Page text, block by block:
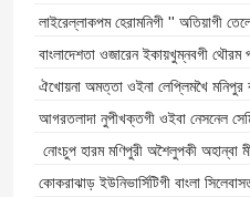
লাইরেল্লাকপম হেরামনিগী '' অতিয়াগী
বাংলাদেশতা ওজারেন ইকায়খুম্নবগী থৌরম
ঐখোয়না অমত্তা ওইনা লেপ্লিমখৈ
আগরতলাদা নুপীখক্তগী ওইবা নেসনেল
নোংচুপ হারম মণিপুরী অশৈলুপকী অহান্বা
কোকরাঝাড় ইউনিভার্সিটিগী বাংলা